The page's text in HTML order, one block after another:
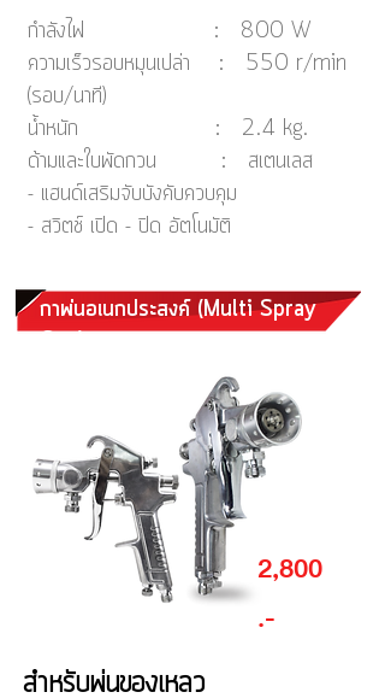
กำลังไฟ : 800 W
ความเร็วรอบหมุนเปล่า : 550 r/min
(รอบ/นาที)
น้ำหนัก : 2.4 kg.
ด้ามและใบพัดกวน : สเตนเลส
- แฮนด์เสริมจับบังคับควบคุม
- สวิตช์ เปิด - ปิด อัตโนมัติ
กาพ่นอเนกประสงค์ (Multi Spray
Gun)
สำหรับพ่นของเหลว
2,800
.-